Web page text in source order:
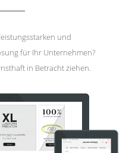
und
für Ihr Unternehmen?
in Betracht ziehen.